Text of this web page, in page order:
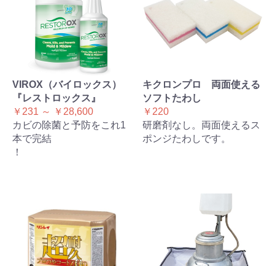
VIROX（バイロックス）
『レストロックス』
￥231 ～ ￥28,600
カビの除菌と予防をこれ1
本で完結
！
キクロンプロ 両面使える
ソフトたわし
￥220
研磨剤なし。両面使えるス
ポンジたわしです。